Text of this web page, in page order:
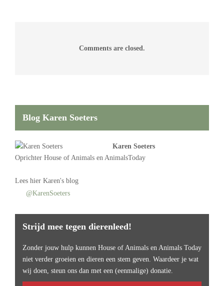
Comments are closed.
Blog Karen Soeters
Karen Soeters
Oprichter House of Animals en AnimalsToday
Lees hier Karen's blog
@KarenSoeters
Strijd mee tegen dierenleed!
Zonder jouw hulp kunnen House of Animals en Animals Today
niet verder groeien en dieren een stem geven. Waardeer je wat
wij doen, steun ons dan met een (eenmalige) donatie.